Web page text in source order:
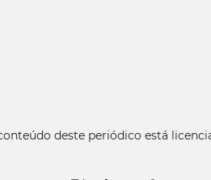
deste periódico está